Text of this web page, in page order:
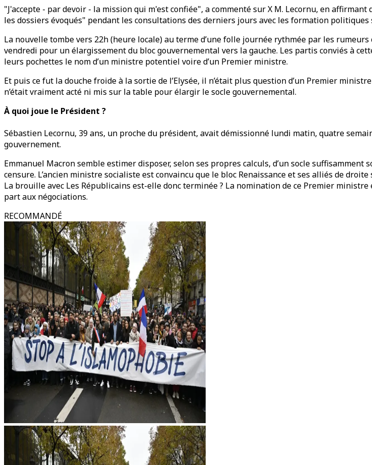
"J'accepte - par devoir - la mission qui m'est confiée", a commenté sur X M. Lecornu, en
les dossiers évoqués" pendant les consultations des derniers jours avec les formation
La nouvelle tombe vers 22h (heure locale) au terme d’une folle journée rythmée par les
vendredi pour un élargissement du bloc gouvernemental vers la gauche. Les partis conviés à
leurs pochettes le nom d’un ministre potentiel voire d’un Premier ministre.
Et puis ce fut la douche froide à la sortie de l’Elysée, il n’était plus question d’un Premier
n’était vraiment acté ni mis sur la table pour élargir le socle gouvernemental.
À quoi joue le Président ?
Sébastien Lecornu, 39 ans, un proche du président, avait démissionné lundi matin, quatre
gouvernement.
Emmanuel Macron semble estimer disposer, selon ses propres calculs, d’un socle
censure. L’ancien ministre socialiste est convaincu que le bloc Renaissance et ses alliés de
La brouille avec Les Républicains est-elle donc terminée ? La nomination de ce Premier
part aux négociations.
RECOMMANDÉ